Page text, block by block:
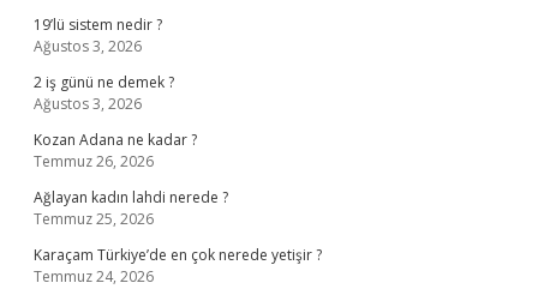
19’lü sistem nedir ?
Ağustos 3, 2026
2 iş günü ne demek ?
Ağustos 3, 2026
Kozan Adana ne kadar ?
Temmuz 26, 2026
Ağlayan kadın lahdi nerede ?
Temmuz 25, 2026
Karaçam Türkiye’de en çok nerede yetişir ?
Temmuz 24, 2026